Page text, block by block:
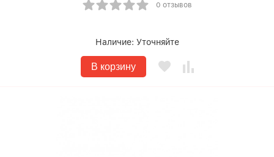
0 отзывов
Наличие: Уточняйте
В корзину